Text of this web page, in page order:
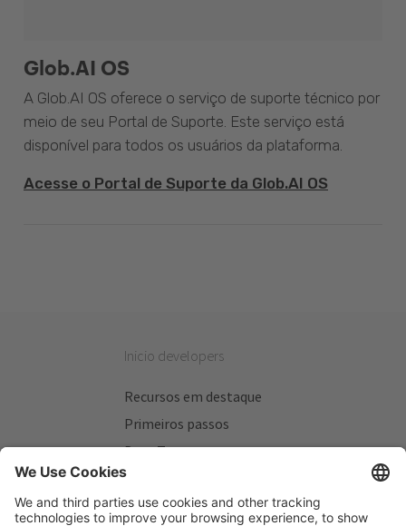
Glob.AI OS
A Glob.AI OS oferece o serviço de suporte técnico por
meio de seu Portal de Suporte. Este serviço está
disponível para todos os usuários da plataforma.
Acesse o Portal de Suporte da Glob.AI OS
Inicio developers
Recursos em destaque
Primeiros passos
Beta Testers
Meus Planos